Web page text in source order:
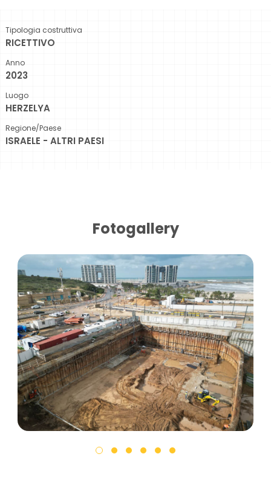
Tipologia costruttiva
RICETTIVO
Anno
2023
Luogo
HERZELYA
Regione/Paese
ISRAELE - ALTRI PAESI
Fotogallery